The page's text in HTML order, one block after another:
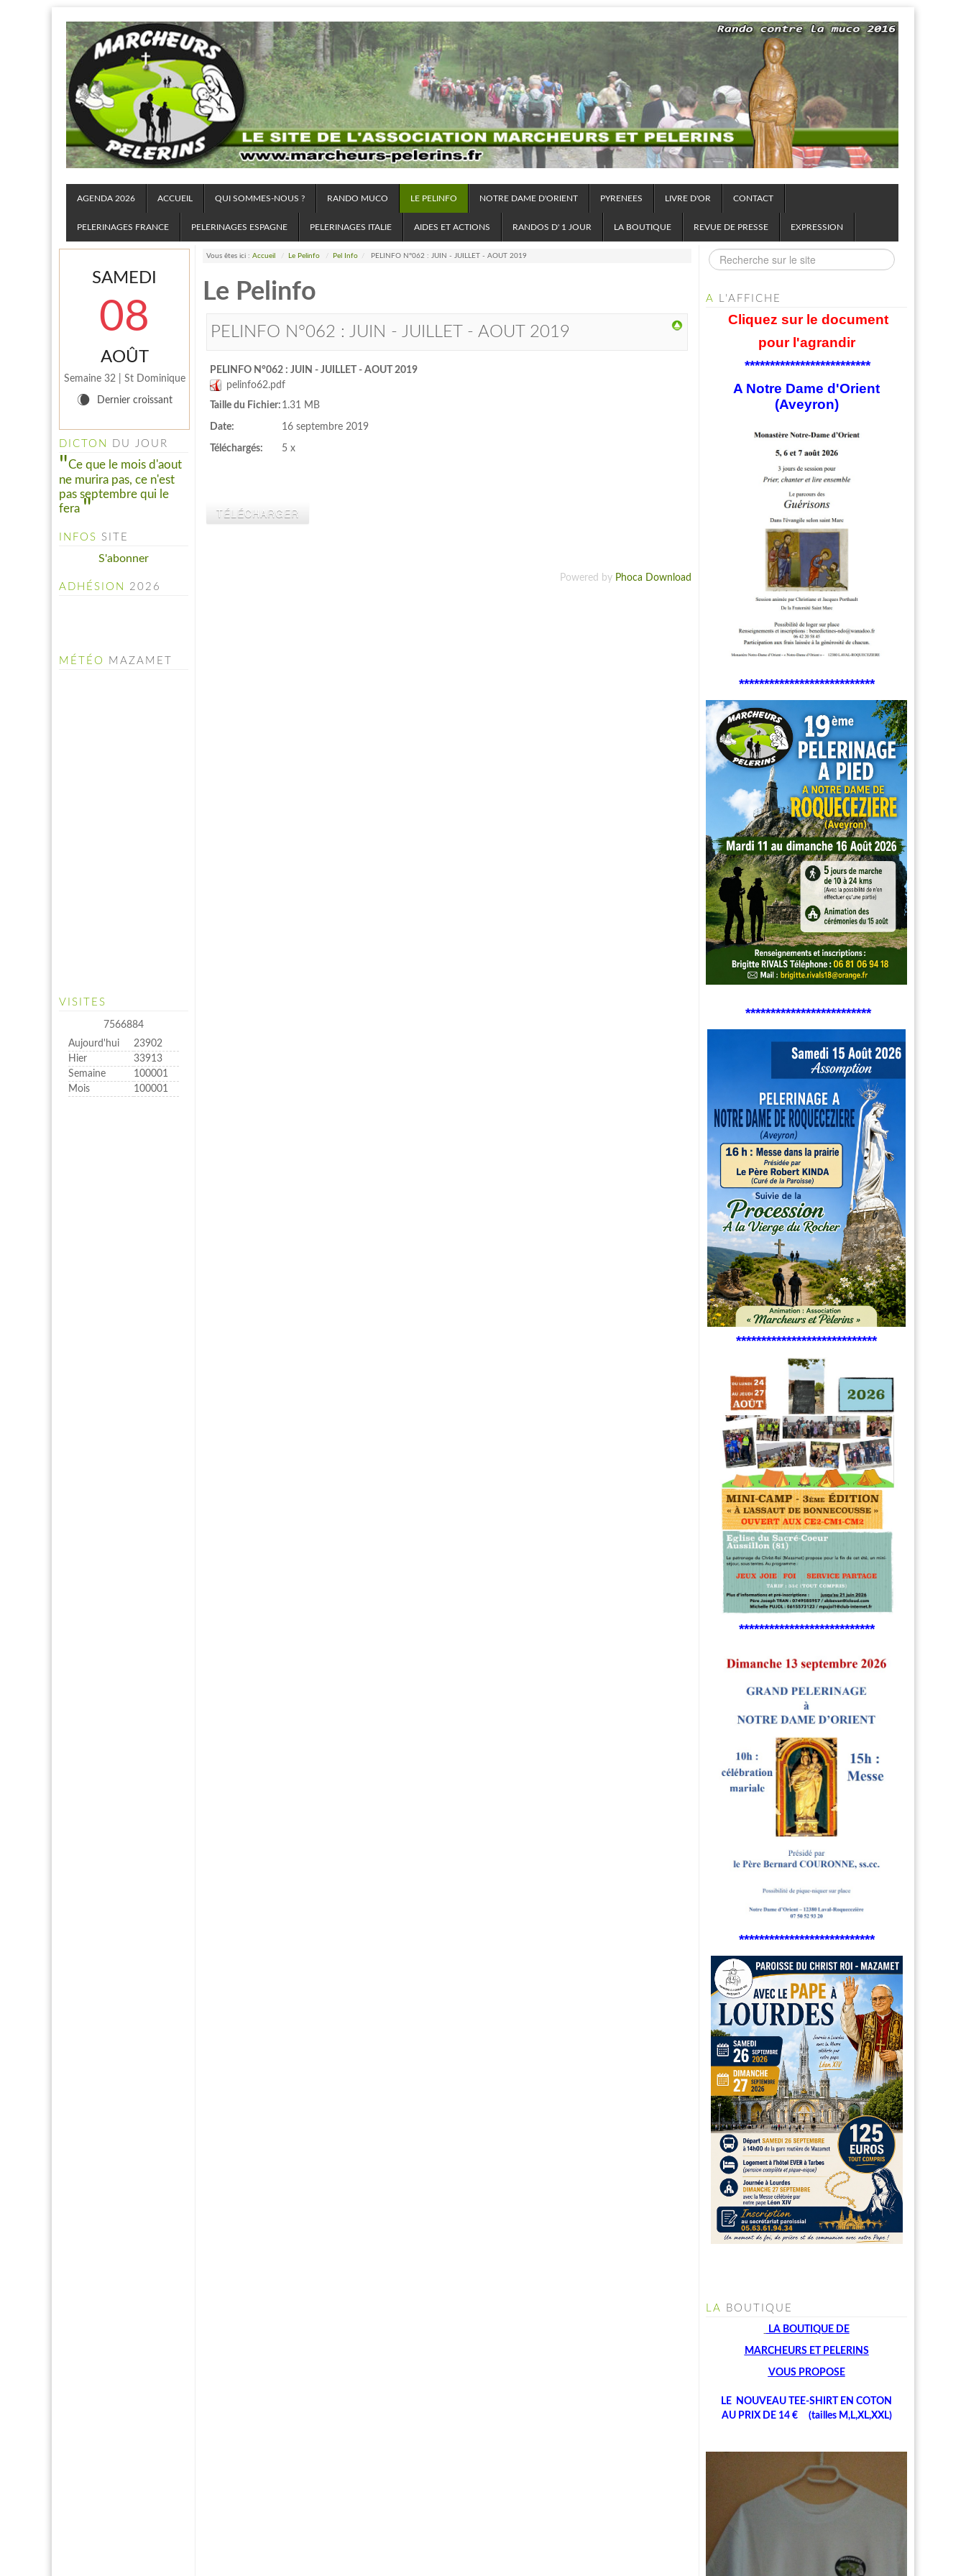
AGENDA 2026 ACCUEIL QUI SOMMES-NOUS ? RANDO MUCO LE PELINFO NOTRE DAME D'ORIENT PYRENEES LIVRE D'OR CONTACT
PELERINAGES FRANCE PELERINAGES ESPAGNE PELERINAGES ITALIE AIDES ET ACTIONS RANDOS D' 1 JOUR LA BOUTIQUE REVUE DE PRESSE EXPRESSION
Vous êtes ici : Accueil / Le Pelinfo / Pel Info / PELINFO N°062 : JUIN - JUILLET - AOUT 2019
Le Pelinfo
PELINFO N°062 : JUIN - JUILLET - AOUT 2019
PELINFO N°062 : JUIN - JUILLET - AOUT 2019
pelinfo62.pdf
Taille du Fichier: 1.31 MB
Date: 16 septembre 2019
Téléchargés: 5 x
Powered by Phoca Download
SAMEDI
08
AOÛT
Semaine 32 | St Dominique
W Dernier croissant
DICTON DU JOUR
Ce que le mois d'aout
ne murira pas, ce n'est
pas septembre qui le
fera
INFOS SITE
S'abonner
ADHÉSION 2026
MÉTÉO MAZAMET
VISITES
7566884
Aujourd'hui
23902
Hier
33913
Semaine
100001
Mois
100001
A L'AFFICHE
Cliquez sur le document
pour l'agrandir
*************************
A Notre Dame d'Orient
(Aveyron)
***************************
*************************
****************************
***************************
***************************
LA BOUTIQUE
LA BOUTIQUE DE
MARCHEURS ET PELERINS
VOUS PROPOSE
LE NOUVEAU TEE-SHIRT EN COTON
AU PRIX DE 14 € (tailles M,L,XL,XXL)